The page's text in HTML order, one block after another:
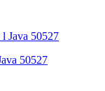
50527